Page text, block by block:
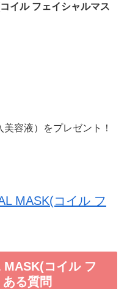
イル フェイシャルマス
容液）をプレゼント！
MASK(コイル フ
コイル フ
る質問